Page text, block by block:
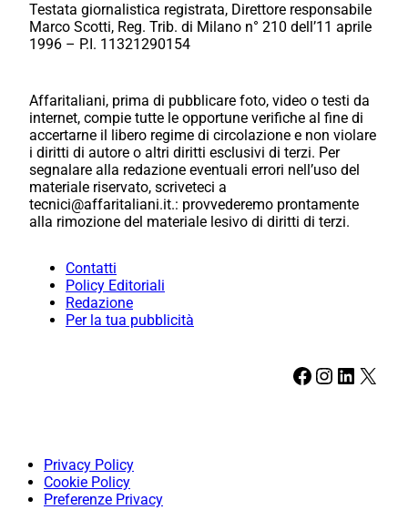
Testata giornalistica registrata, Direttore responsabile
Marco Scotti, Reg. Trib. di Milano n° 210 dell’11 aprile
1996 – P.I. 11321290154
Affaritaliani, prima di pubblicare foto, video o testi da
internet, compie tutte le opportune verifiche al fine di
accertarne il libero regime di circolazione e non violare
i diritti di autore o altri diritti esclusivi di terzi. Per
segnalare alla redazione eventuali errori nell’uso del
materiale riservato, scriveteci a
tecnici@affaritaliani.it.: provvederemo prontamente
alla rimozione del materiale lesivo di diritti di terzi.
Contatti
Policy Editoriali
Redazione
Per la tua pubblicità
Facebook Instagram LinkedIn X
Privacy Policy
Cookie Policy
Preferenze Privacy